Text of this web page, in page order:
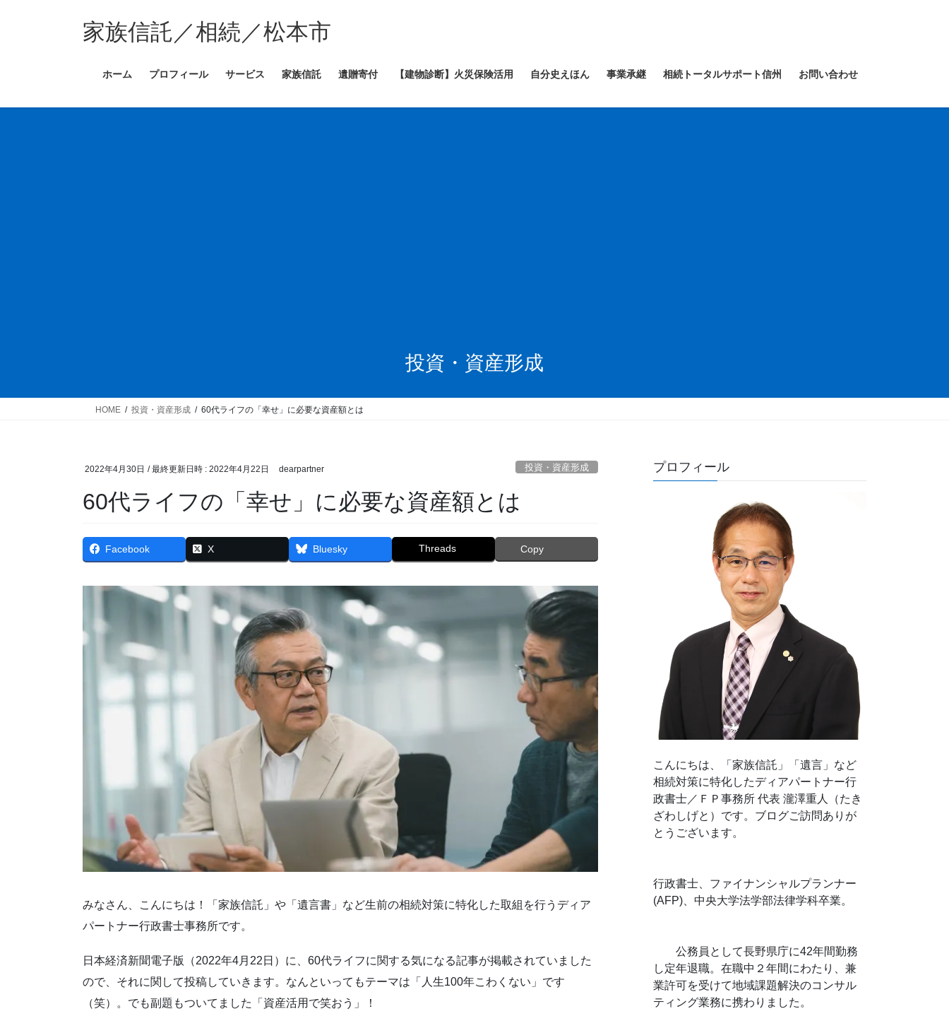
ス
ン
家族信託／相続／松本市
ホーム プロフィール サービス 家族信託 遺贈寄付 【建物診断】火災保険活用 自分史えほん 事業承継 相続トータルサポート信州 お問い合わせ
投資・資産形成
HOME 投資・資産形成 60代ライフの「幸せ」に必要な資産額とは
2022年4月30日 / 最終更新日時 : 2022年4月22日 dearpartner 投資・資産形成
60代ライフの「幸せ」に必要な資産額とは
Facebook X Bluesky Threads Copy
みなさん、こんにちは！「家族信託」や「遺言書」など生前の相続対策に特化した取組を行うディア
パートナー行政書士事務所です。
日本経済新聞電子版（2022年4月22日）に、60代ライフに関する気になる記事が掲載されていました
ので、それに関して投稿していきます。なんといってもテーマは「人生100年こわくない」です
（笑）。でも副題もついてました「資産活用で笑おう」！
プロフィール
こんにちは、「家族信託」「遺言」など
相続対策に特化したディアパートナー行
政書士／ＦＰ事務所 代表 瀧澤重人（たき
ざわしげと）です。ブログご訪問ありが
とうございます。
行政書士、ファイナンシャルプランナー
(AFP)、中央大学法学部法律学科卒業。
公務員として長野県庁に42年間勤務
し定年退職。在職中２年間にわたり、兼
業許可を受けて地域課題解決のコンサル
ティング業務に携わりました。